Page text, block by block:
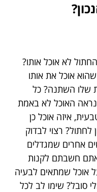
לא אוכל אותו?
אוכל את אותו
שלו השתנה? כל
האוכל לא באמת
איזה אוכל כן
לחתול? רצוי לבדוק
אחרים שמגדלים
חשבתם לקנות
אוכל שמתאים לבעיה
סובל? שימו לב לכל